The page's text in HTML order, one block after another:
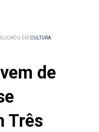
EM CULTURA
de
Três